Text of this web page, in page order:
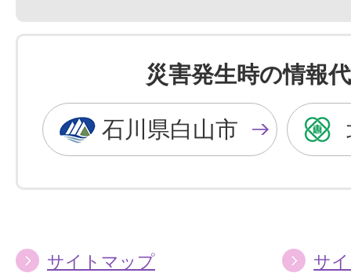
色
を
黒
色
に
色
を
青
色
に
災害発生時の情報
石川県白山市
サイトマップ サ